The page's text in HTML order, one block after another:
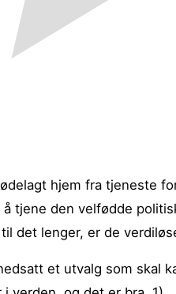
hjem fra tjeneste
tjene den velfødde
det lenger, er de
et utvalg som skal